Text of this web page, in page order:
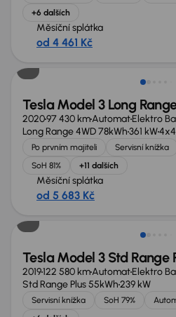
+6 dalších
Měsíční splátka
od 4 461 Kč
Nově v nabídce
Tesla Model 3 Long
202097 430 kmAutomatElektro
Long Range 4WD 78kWh361 kW4x4
Po prvním majiteli Servisní knížka
SoH 81%
+11 dalších
Měsíční splátka
od 5 683 Kč
Tesla Model 3 Std Range
2019122 580 kmAutomatElektro
Std Range Plus 55kWh239 kW
Servisní knížka SoH 79%